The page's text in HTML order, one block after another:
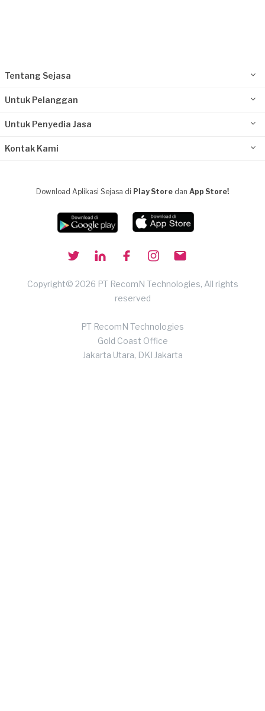
Tentang Sejasa
Untuk Pelanggan
Untuk Penyedia Jasa
Kontak Kami
Download Aplikasi Sejasa di Play Store dan App Store!
Copyright© 2026 PT RecomN Technologies, All rights
reserved
PT RecomN Technologies
Gold Coast Office
Jakarta Utara, DKI Jakarta